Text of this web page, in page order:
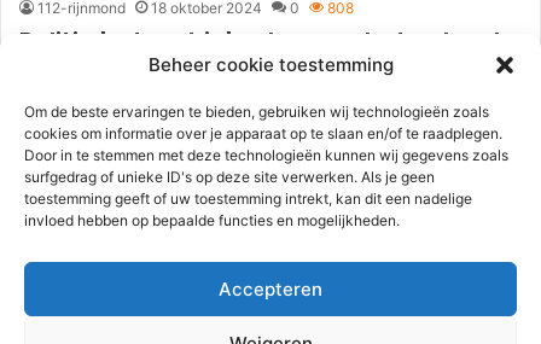
Beheer cookie toestemming
Om de beste ervaringen te bieden, gebruiken wij technologieën zoals
cookies om informatie over je apparaat op te slaan en/of te raadplegen.
Door in te stemmen met deze technologieën kunnen wij gegevens zoals
surfgedrag of unieke ID's op deze site verwerken. Als je geen
toestemming geeft of uw toestemming intrekt, kan dit een nadelige
invloed hebben op bepaalde functies en mogelijkheden.
Accepteren
112-rijnmond 18 oktober 2024 0 808
Politie betrapt inbrekers op heterdaad,
42-jarige inbreker valt zes meter naar
beneden | Waalhaven – Schelmeroord
Rotterdam
Rotterdam – In de nacht van donderdag op vrijdag 18 oktober
werden op twee Rotterdamse locaties drie inbrekers op